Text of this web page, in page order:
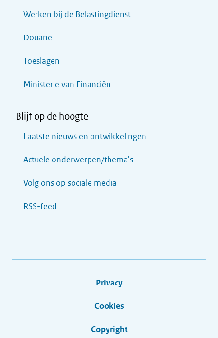
Werken bij de Belastingdienst
Douane
Toeslagen
Ministerie van Financiën
Blijf op de hoogte
Laatste nieuws en ontwikkelingen
Actuele onderwerpen/thema's
Volg ons op sociale media
RSS-feed
Privacy
Cookies
Copyright